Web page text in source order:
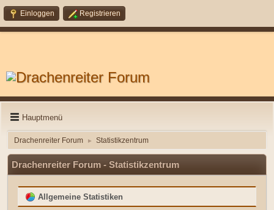
Einloggen Registrieren
Hauptmenü
Drachenreiter Forum ► Statistikzentrum
Drachenreiter Forum - Statistikzentrum
Allgemeine Statistiken